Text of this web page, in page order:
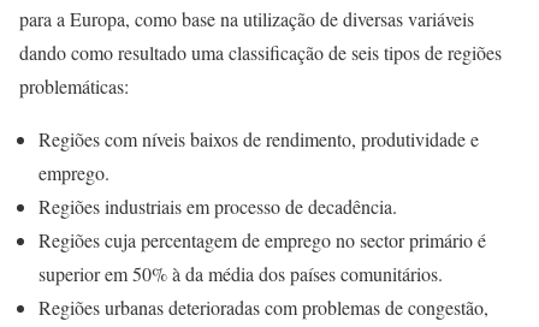
para a Europa, como base na utilização de diversas variáveis
dando como resultado uma classificação de seis tipos de regiões
problemáticas:
Regiões com níveis baixos de rendimento, produtividade e
emprego.
Regiões industriais em processo de decadência.
Regiões cuja percentagem de emprego no sector primário é
superior em 50% à da média dos países comunitários.
Regiões urbanas deterioradas com problemas de congestão,